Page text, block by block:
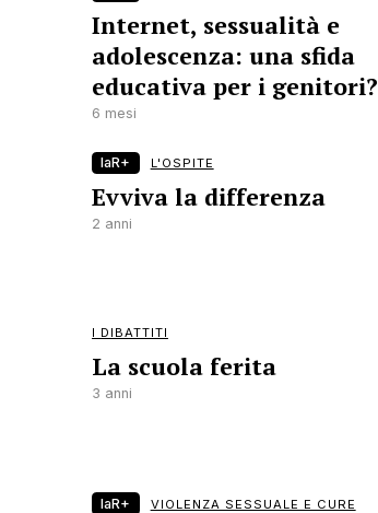
Internet, sessualità e
adolescenza: una sfida
educativa per i genitori?
6 mesi
laR+ L'OSPITE
Evviva la differenza
2 anni
I DIBATTITI
La scuola ferita
3 anni
laR+ VIOLENZA SESSUALE E CURE